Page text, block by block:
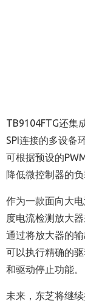
TB9104FTG还集
SPI连接的多设备
可根据预设的
降低微控制器的负
作为一款面向大
度电流检测放大
通过将放大器的
可以执行精确的
和驱动停止功能。
未来，东芝将继